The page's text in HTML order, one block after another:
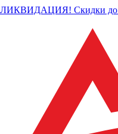
ЛИКВИДАЦИЯ! Скидки до